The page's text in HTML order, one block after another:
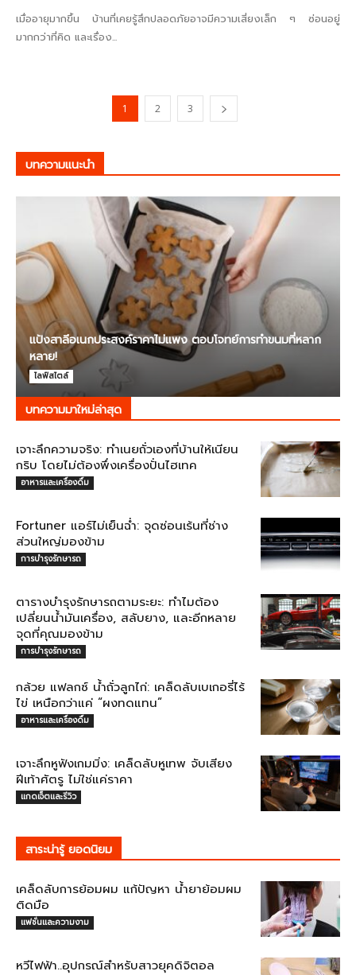
เมื่ออายุมากขึ้น บ้านที่เคยรู้สึกปลอดภัยอาจมีความเสี่ยงเล็ก ๆ ซ่อนอยู่
มากกว่าที่คิด และเรื่อง...
1 2 3
บทความแนะนำ
แป้งสาลีอเนกประสงค์ราคาไม่แพง ตอบโจทย์การทำขนมที่หลาก
หลาย!
ไลฟ์สไตล์
บทความมาใหม่ล่าสุด
เจาะลึกความจริง: ทำเนยถั่วเองที่บ้านให้เนียน
กริบ โดยไม่ต้องพึ่งเครื่องปั่นไฮเทค
อาหารและเครื่องดื่ม
Fortuner แอร์ไม่เย็นฉ่ำ: จุดซ่อนเร้นที่ช่าง
ส่วนใหญ่มองข้าม
การบำรุงรักษารถ
ตารางบำรุงรักษารถตามระยะ: ทำไมต้อง
เปลี่ยนน้ำมันเครื่อง, สลับยาง, และอีกหลาย
จุดที่คุณมองข้าม
การบำรุงรักษารถ
กล้วย แฟลกซ์ น้ำถั่วลูกไก่: เคล็ดลับเบเกอรี่ไร้
ไข่ เหนือกว่าแค่ “ผงทดแทน”
อาหารและเครื่องดื่ม
เจาะลึกหูฟังเกมมิ่ง: เคล็ดลับหูเทพ จับเสียง
ฝีเท้าศัตรู ไม่ใช่แค่ราคา
แกดเจ็ตและรีวิว
สาระน่ารู้ ยอดนิยม
เคล็ดลับการย้อมผม แก้ปัญหา น้ำยาย้อมผม
ติดมือ
แฟชั่นและความงาม
หวีไฟฟ้า..อุปกรณ์สำหรับสาวยุคดิจิตอล